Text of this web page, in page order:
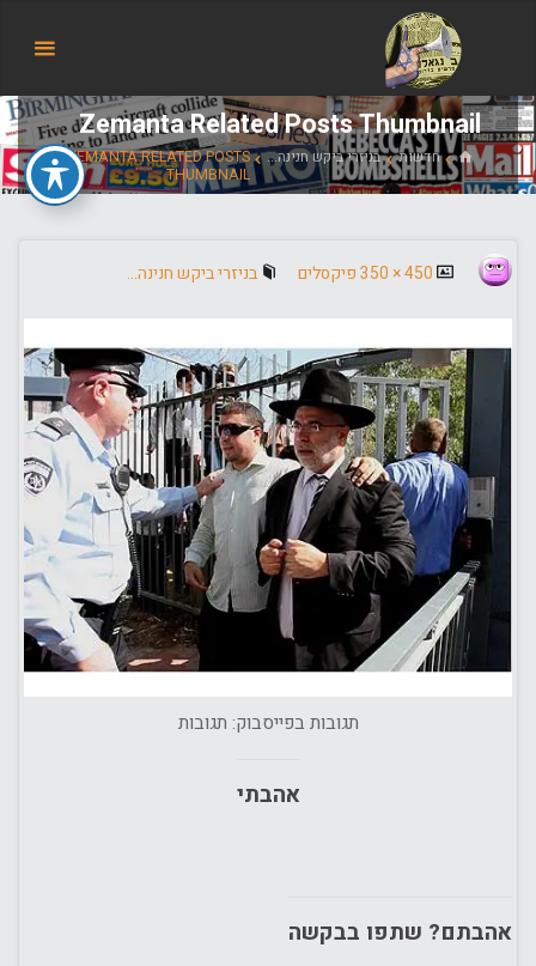
של
אודי
בורג
Zemanta Related Posts Thumbnail
ביתחדשות בניזרי ביקש חנינה...
ZEMANTA RELATED POSTS
THUMBNAIL
גודל450 × 350 פיקסלים בניזרי ביקש חנינה…
תגובות בפייסבוק: תגובות
אהבתי
אהבתם? שתפו בבקשה